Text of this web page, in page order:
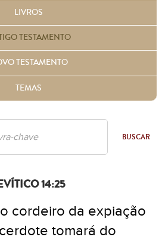
LIVROS
TESTAMENTO
TESTAMENTO
TEMAS
BUSCAR
14:25
cordeiro da expiação
tomará do